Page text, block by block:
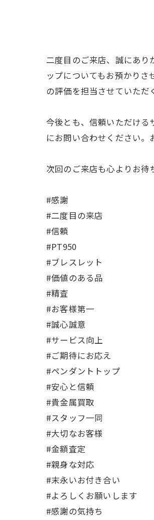
二度目のご来店、誠にあり
ップについてもお預かり
の評価を担当させていただ
今後とも、信頼いただける
にお問い合わせください。
次回のご来店も心よりお待
#感謝
#二度目の来店
#信頼
#PT950
#ブレスレット
#価値のある品
#精査
#お客様第一
#誠心誠意
#サービス向上
#ご期待にお応え
#ペンダントトップ
#安心と信頼
#貴金属買取
#スタッフ一同
#大切なお客様
#金額査定
#親身な対応
#末永いお付き合い
#よろしくお願いします
#感謝の気持ち